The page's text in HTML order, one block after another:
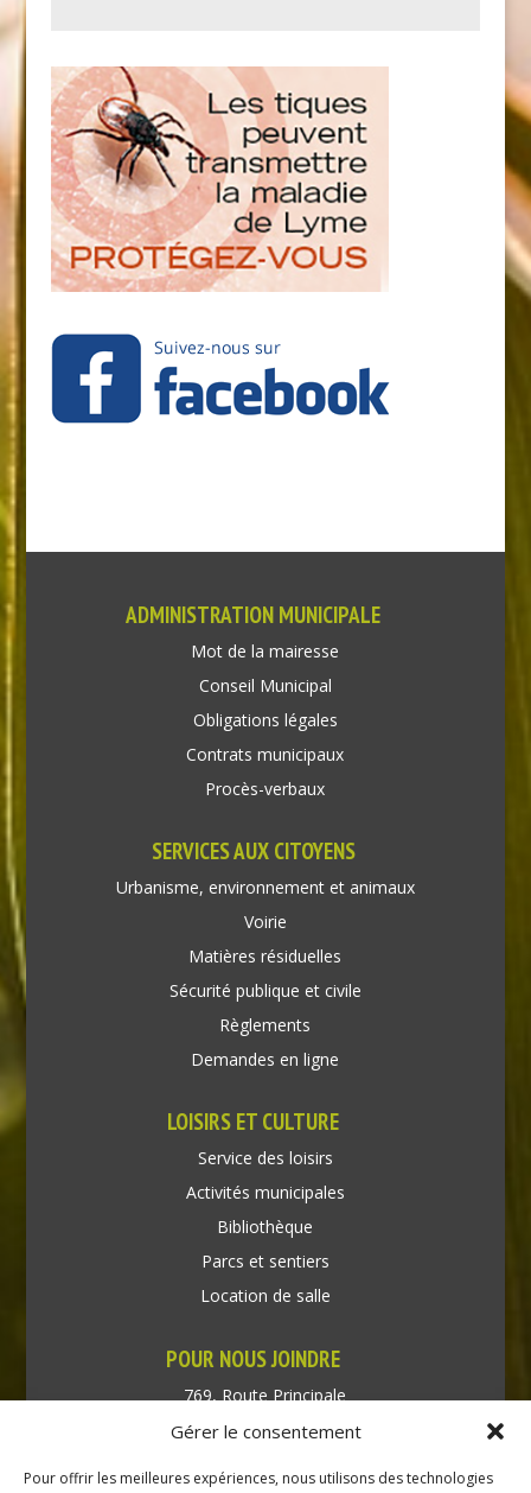
Gérer le consentement
Pour offrir les meilleures expériences, nous utilisons des technologies
ADMINISTRATION MUNICIPALE
Mot de la mairesse
Conseil Municipal
Obligations légales
Contrats municipaux
Procès-verbaux
SERVICES AUX CITOYENS
Urbanisme, environnement et animaux
Voirie
Matières résiduelles
Sécurité publique et civile
Règlements
Demandes en ligne
LOISIRS ET CULTURE
Service des loisirs
Activités municipales
Bibliothèque
Parcs et sentiers
Location de salle
POUR NOUS JOINDRE
769, Route Principale
Très-Saint-Rédempteur